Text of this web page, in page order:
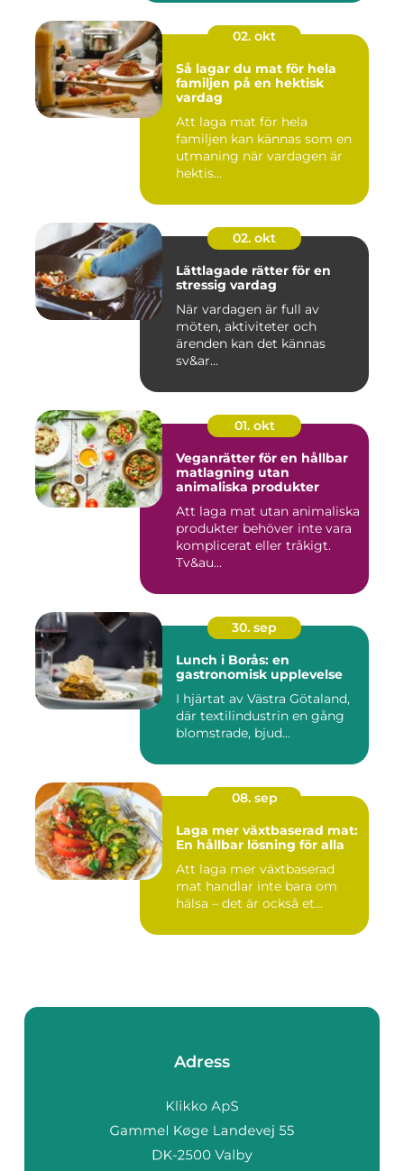
02. okt
Så lagar du mat för hela
familjen på en hektisk
vardag
Att laga mat för hela
familjen kan kännas som en
utmaning när vardagen är
hektis...
02. okt
Lättlagade rätter för en
stressig vardag
När vardagen är full av
möten, aktiviteter och
ärenden kan det kännas
sv&ar...
01. okt
Veganrätter för en hållbar
matlagning utan
animaliska produkter
Att laga mat utan animaliska
produkter behöver inte vara
komplicerat eller tråkigt.
Tv&au...
30. sep
Lunch i Borås: en
gastronomisk upplevelse
I hjärtat av Västra Götaland,
där textilindustrin en gång
blomstrade, bjud...
08. sep
Laga mer växtbaserad mat:
En hållbar lösning för alla
Att laga mer växtbaserad
mat handlar inte bara om
hälsa – det är också et...
Adress